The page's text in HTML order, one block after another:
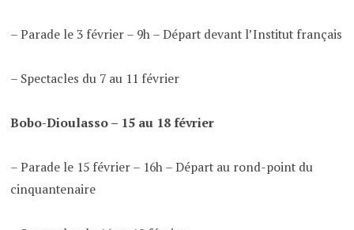
– Parade le 3 février – 9h – Départ devant l’Institut français
– Spectacles du 7 au 11 février
Bobo-Dioulasso – 15 au 18 février
– Parade le 15 février – 16h – Départ au rond-point du
cinquantenaire